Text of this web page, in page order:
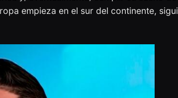
empieza en el sur del continente,